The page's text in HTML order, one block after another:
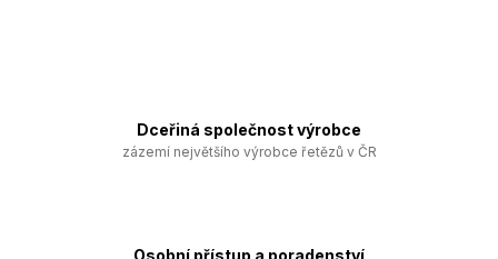
Dceřiná společnost výrobce
zázemí největšího výrobce řetězů v ČR
Osobní přístup a poradenství